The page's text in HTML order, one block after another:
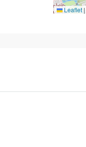
Leaflet |